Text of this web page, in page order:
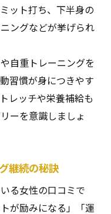
ット打ち、下半身の
ングなどが挙げられ
自重トレーニングを
習慣が身につきやす
レッチや栄養補給も
ーを意識しましょ
継続の秘訣
る女性の口コミで
が励みになる」「運